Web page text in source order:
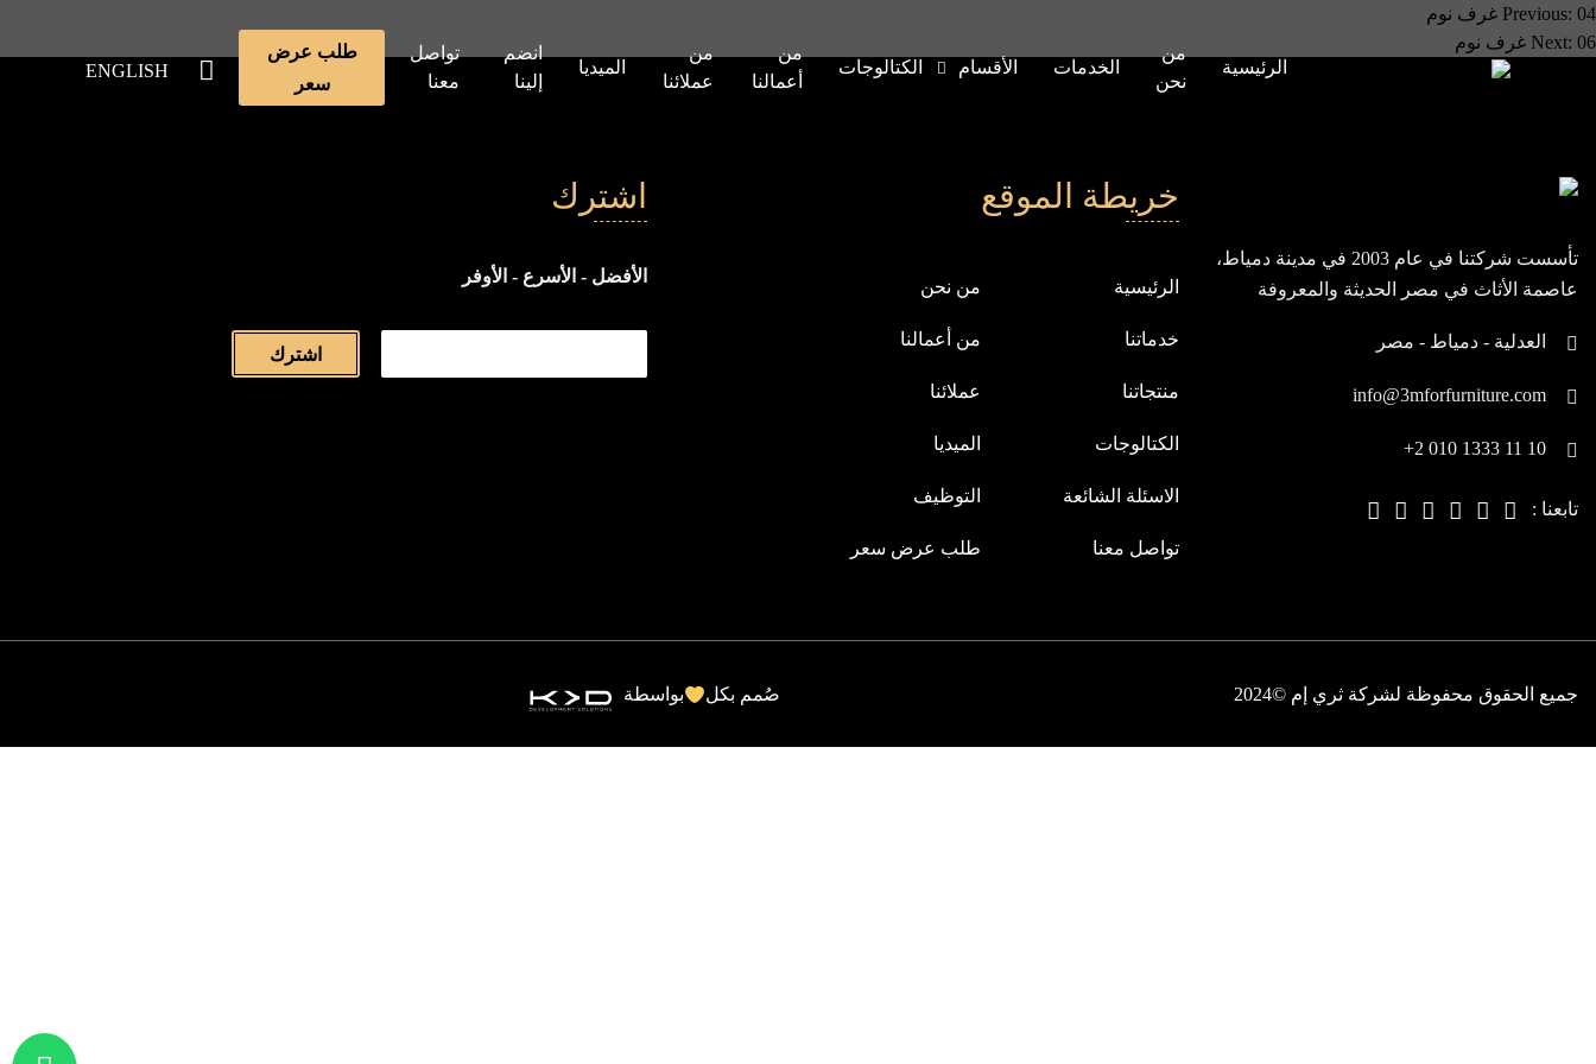
الرئيسية
من
نحن
الخدمات الأقسام الكتالوجات
من
أعمالنا
من
عملائنا
الميديا
انضم
إلينا
تواصل
معنا
طلب عرض
سعر
ENGLISH
تصفّح
المقالات
Previous: 04 غرف نوم
Next: 06 غرف نوم
تأسست شركتنا في عام 2003 في مدينة دمياط،
عاصمة الأثاث في مصر الحديثة والمعروفة
لنكون في مقدمة الشركات العالمية
العدلية - دمياط - مصر
info@3mforfurniture.com
+2 010 1333 11 10
تابعنا :
خريطة الموقع
الرئيسية من نحن
خدماتنا من أعمالنا
منتجاتنا عملائنا
الكتالوجات الميديا
الاسئلة الشائعة التوظيف
تواصل معنا طلب عرض سعر
اشترك
الأفضل - الأسرع - الأوفر
اشترك
جميع الحقوق محفوظة لشركة ثري إم ©2024 صُمم بكل بواسطة